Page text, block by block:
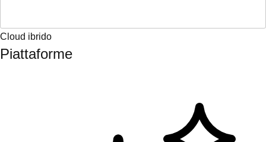
Cloud ibrido
Piattaforme